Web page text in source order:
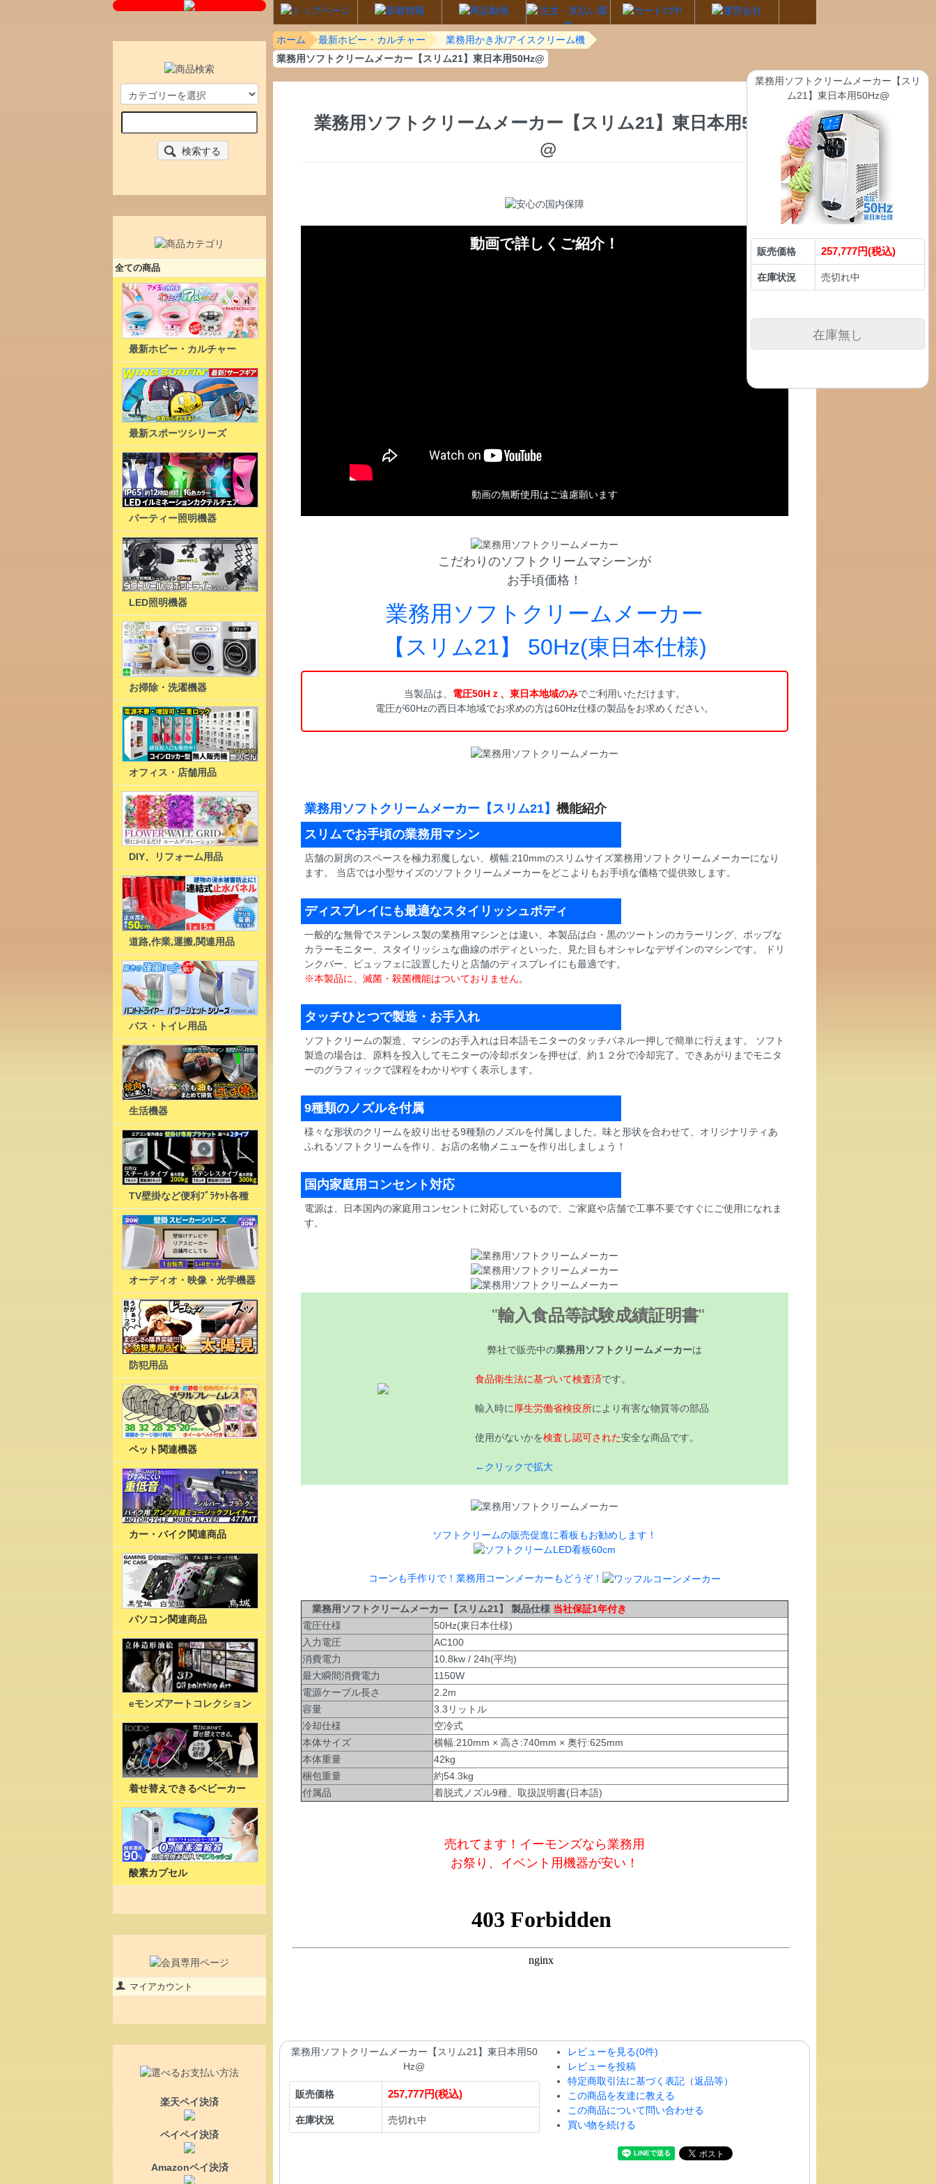
ホーム 最新ホビー・カルチャー
業務用かき氷/アイスクリーム機
業務用ソフトクリームメーカー【スリム21】東日本用50Hz@
業務用ソフトクリームメーカー【スリム21】東日本用50Hz
@
動画で詳しくご紹介！
動画の無断使用はご遠慮願います
こだわりのソフトクリームマシーンが
お手頃価格！
業務用ソフトクリームメーカー
【スリム21】 50Hz(東日本仕様)
当製品は、 電圧50Hｚ、東日本地域のみでご利用いただけます。
電圧が60Hzの西日本地域でお求めの方は60Hz仕様の製品をお求めください。
業務用ソフトクリームメーカー【スリム21】 機能紹介
スリムでお手頃の業務用マシン
店舗の厨房のスペースを極力邪魔しない、横幅:210mmのスリムサイズ業務用ソフトクリームメーカーになり
ます。 当店では小型サイズのソフトクリームメーカーをどこよりもお手頃な価格で提供致します。
ディスプレイにも最適なスタイリッシュボディ
一般的な無骨でステンレス製の業務用マシンとは違い、本製品は白・黒のツートンのカラーリング、ポップな
カラーモニター、スタイリッシュな曲線のボディといった、見た目もオシャレなデザインのマシンです。 ドリ
ンクバー、ビュッフェに設置したりと店舗のディスプレイにも最適です。
※本製品に、滅菌・殺菌機能はついておりません。
タッチひとつで製造・お手入れ
ソフトクリームの製造、マシンのお手入れは日本語モニターのタッチパネル一押しで簡単に行えます。 ソフト
製造の場合は、原料を投入してモニターの冷却ボタンを押せば、約１２分で冷却完了。できあがりまでモニタ
ーのグラフィックで課程をわかりやすく表示します。
9種類のノズルを付属
様々な形状のクリームを絞り出せる9種類のノズルを付属しました。味と形状を合わせて、オリジナリティあ
ふれるソフトクリームを作り、お店の名物メニューを作り出しましょう！
国内家庭用コンセント対応
電源は、日本国内の家庭用コンセントに対応しているので、ご家庭や店舗で工事不要ですぐにご使用になれま
す。
"輸入食品等試験成績証明書"
弊社で販売中の業務用ソフトクリームメーカーは
食品衛生法に基づいて検査済です。
輸入時に 厚生労働省検疫所により有害な物質等の部品
使用がないかを検査し認可された安全な商品です。
←クリックで拡大
ソフトクリームの販売促進に看板もお勧めします！
コーンも手作りで！業務用コーンメーカーもどうぞ！
業務用ソフトクリームメーカー【スリム21】 製品仕様 当社保証1年付き
電圧仕様
50Hz(東日本仕様)
入力電圧
AC100
消費電力
10.8kw / 24h(平均)
最大瞬間消費電力
1150W
電源ケーブル長さ
2.2m
容量
3.3リットル
冷却仕様
空冷式
本体サイズ
横幅:210mm × 高さ:740mm × 奥行:625mm
本体重量
42kg
梱包重量
約54.3kg
付属品
着脱式ノズル9種、取扱説明書(日本語)
売れてます！イーモンズなら業務用
お祭り、イベント用機器が安い！
業務用ソフトクリームメーカー【スリ
ム21】東日本用50Hz@
販売価格 257,777円(税込)
在庫状況 売切れ中
在庫無し
業務用ソフトクリームメーカー【スリム21】東日本用50
Hz@
販売価格 257,777円(税込)
在庫状況 売切れ中
レビューを見る(0件)
レビューを投稿
特定商取引法に基づく表記（返品等）
この商品を友達に教える
この商品について問い合わせる
買い物を続ける
検索する
全ての商品
最新ホビー・カルチャー
最新スポーツシリーズ
パーティー照明機器
LED照明機器
お掃除・洗濯機器
オフィス・店舗用品
DIY、リフォーム用品
道路,作業,運搬,関連用品
バス・トイレ用品
生活機器
TV壁掛など便利ﾌﾞﾗｹｯﾄ各種
オーディオ・映像・光学機器
防犯用品
ペット関連機器
カー・バイク関連商品
パソコン関連商品
eモンズアートコレクション
着せ替えできるベビーカー
酸素カプセル
マイアカウント
楽天ペイ決済
ペイペイ決済
Amazonペイ決済